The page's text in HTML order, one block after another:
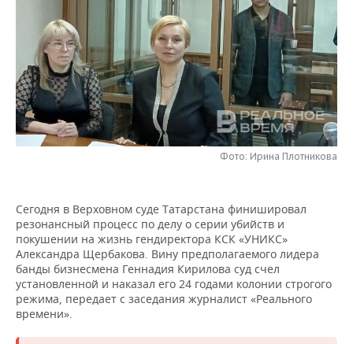
НЕФТЬ
ОПК
ЭНЕРГЕТИКА
РОЗНИЧНАЯ ТОРГОВЛЯ
ТРАНСПОРТ
УСЛУГИ
НОВОСТИ ТЕХНОЛОГИЙ
МЕДИА
ТЕЛЕКОММУНИКАЦИИ
НОВОСТИ МЕРОПРИЯТИЙ
ВЫЕЗДНАЯ РЕДАКЦИЯ
БИЗНЕС-БРАНЧИ
СПОРТ
НОВОСТИ СПОРТА
ФУТБОЛ
ВОЛЕЙБОЛ
КИБЕРСПОРТ
ФИГУРНОЕ КАТАНИЕ
ВОДНЫЕ ВИДЫ СПОРТА
ОБЩЕСТВО
НОВОСТИ ОБЩЕСТВА
ИСТОРИЯ
КУЛЬТУРА
МЕДИЦИНА
ОБРАЗОВАНИЕ
ФОТОГАЛЕРЕЯ
СПИСОК ПЕРСОН
СПИСОК КОМПАНИЙ
ПОЛНАЯ ВЕРСИЯ
Фото: Ирина Плотникова
Сегодня в Верховном суде Татарстана финишировал
резонансный процесс по делу о серии убийств и
покушении на жизнь гендиректора КСК «УНИКС»
Александра Щербакова. Вину предполагаемого лидера
банды бизнесмена Геннадия Кирилова суд счел
установленной и наказал его 24 годами колонии строгого
режима, передает с заседания журналист «Реального
времени».